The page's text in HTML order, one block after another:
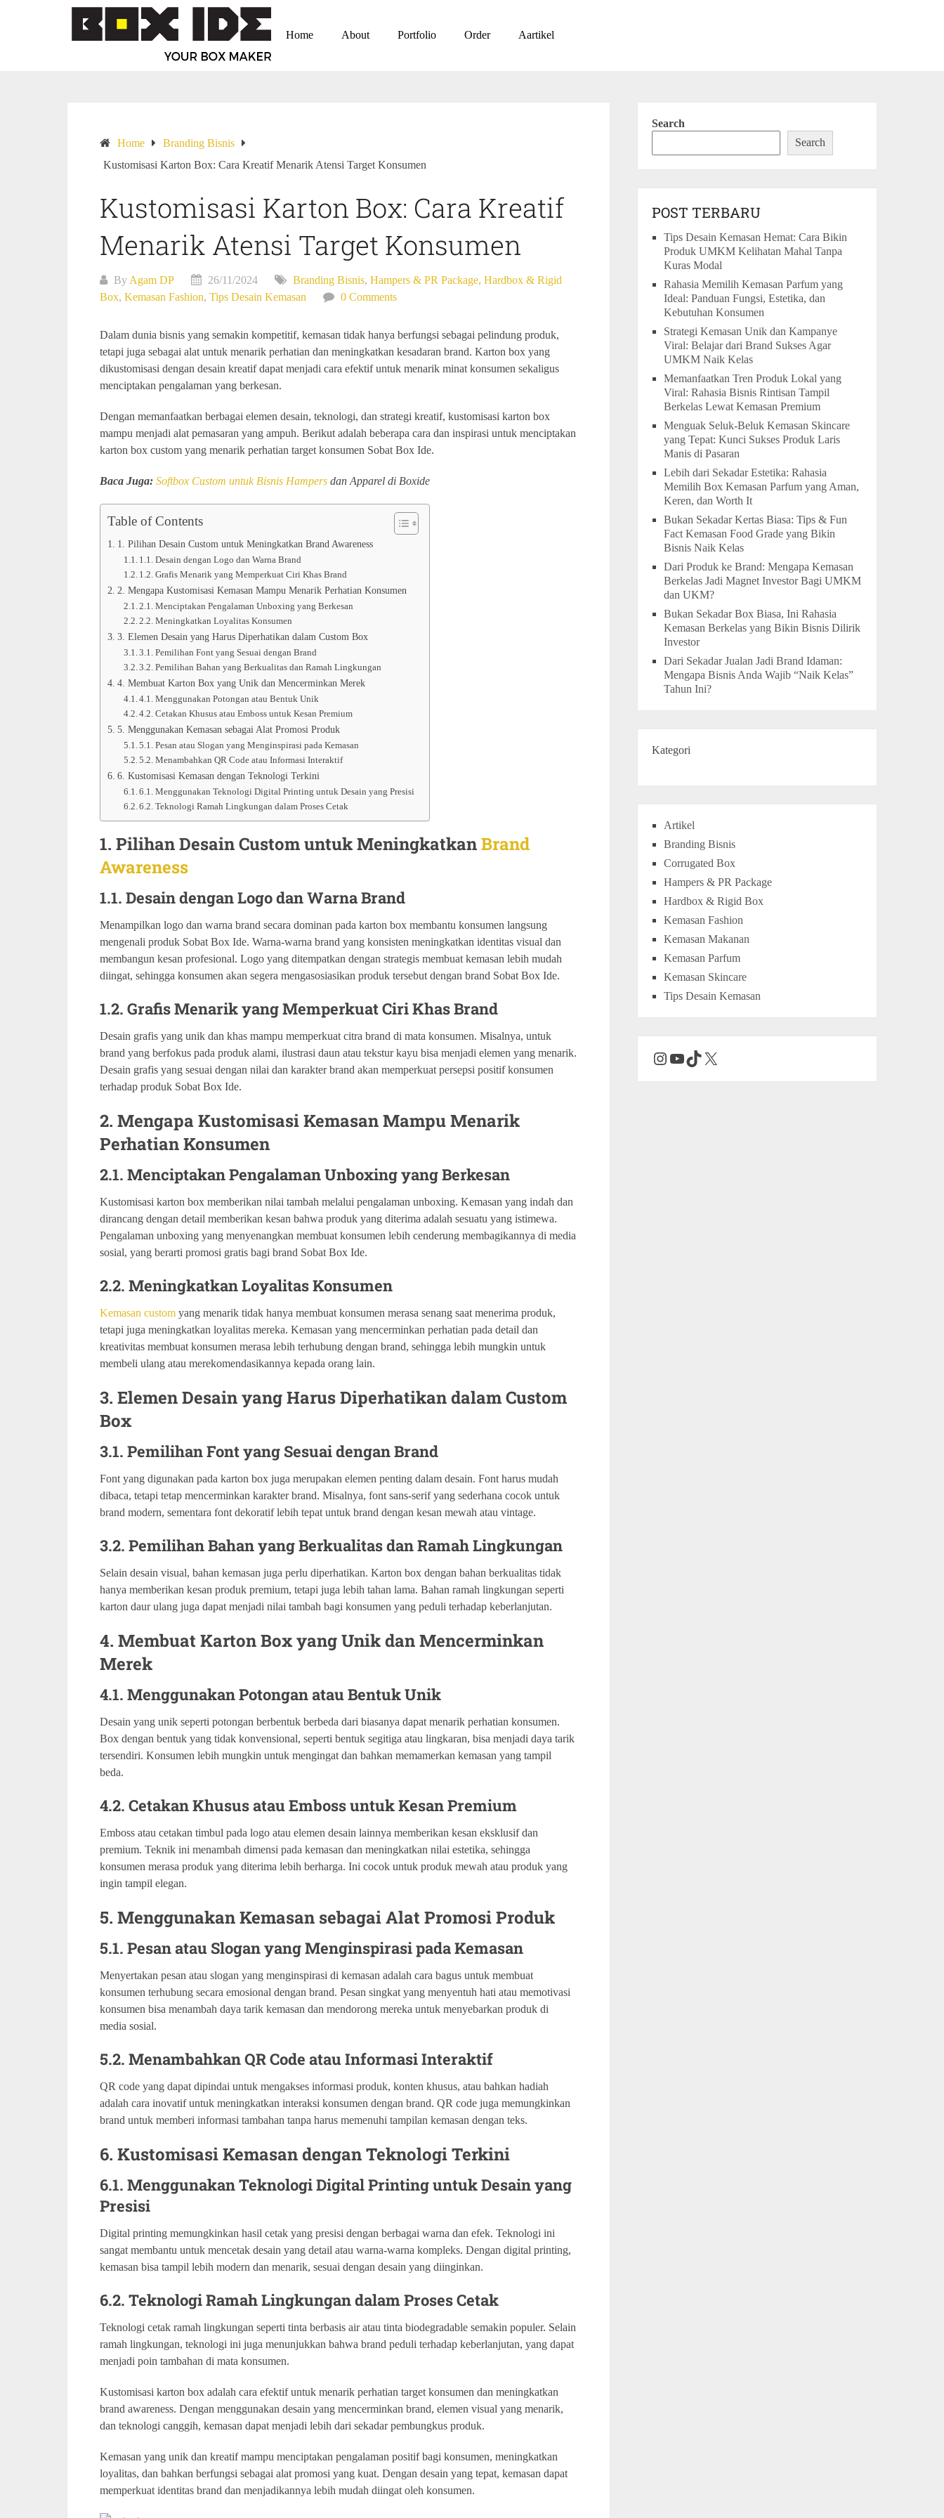
Home About Portfolio Order Aartikel
Home
Branding Bisnis
Kustomisasi Karton Box: Cara Kreatif Menarik Atensi Target Konsumen
Kustomisasi Karton Box: Cara Kreatif
Menarik Atensi Target Konsumen
By Agam DP 26/11/2024 Branding Bisnis, Hampers & PR Package, Hardbox & Rigid
Box, Kemasan Fashion, Tips Desain Kemasan 0 Comments
Dalam dunia bisnis yang semakin kompetitif, kemasan tidak hanya berfungsi sebagai pelindung produk,
tetapi juga sebagai alat untuk menarik perhatian dan meningkatkan kesadaran brand. Karton box yang
dikustomisasi dengan desain kreatif dapat menjadi cara efektif untuk menarik minat konsumen sekaligus
menciptakan pengalaman yang berkesan.
Dengan memanfaatkan berbagai elemen desain, teknologi, dan strategi kreatif, kustomisasi karton box
mampu menjadi alat pemasaran yang ampuh. Berikut adalah beberapa cara dan inspirasi untuk menciptakan
karton box custom yang menarik perhatian target konsumen Sobat Box Ide.
Baca Juga: Softbox Custom untuk Bisnis Hampers dan Apparel di Boxide
Table of Contents
1. Pilihan Desain Custom untuk Meningkatkan Brand Awareness
1.1. Desain dengan Logo dan Warna Brand
1.2. Grafis Menarik yang Memperkuat Ciri Khas Brand
2. Mengapa Kustomisasi Kemasan Mampu Menarik Perhatian Konsumen
2.1. Menciptakan Pengalaman Unboxing yang Berkesan
2.2. Meningkatkan Loyalitas Konsumen
3. Elemen Desain yang Harus Diperhatikan dalam Custom Box
3.1. Pemilihan Font yang Sesuai dengan Brand
3.2. Pemilihan Bahan yang Berkualitas dan Ramah Lingkungan
4. Membuat Karton Box yang Unik dan Mencerminkan Merek
4.1. Menggunakan Potongan atau Bentuk Unik
4.2. Cetakan Khusus atau Emboss untuk Kesan Premium
5. Menggunakan Kemasan sebagai Alat Promosi Produk
5.1. Pesan atau Slogan yang Menginspirasi pada Kemasan
5.2. Menambahkan QR Code atau Informasi Interaktif
6. Kustomisasi Kemasan dengan Teknologi Terkini
6.1. Menggunakan Teknologi Digital Printing untuk Desain yang Presisi
6.2. Teknologi Ramah Lingkungan dalam Proses Cetak
1. Pilihan Desain Custom untuk MeningkatkanBrand
Awareness
1.1. Desain dengan Logo dan Warna Brand
Menampilkan logo dan warna brand secara dominan pada karton box membantu konsumen langsung
mengenali produk Sobat Box Ide. Warna-warna brand yang konsisten meningkatkan identitas visual dan
membangun kesan profesional. Logo yang ditempatkan dengan strategis membuat kemasan lebih mudah
diingat, sehingga konsumen akan segera mengasosiasikan produk tersebut dengan brand Sobat Box Ide.
1.2. Grafis Menarik yang Memperkuat Ciri Khas Brand
Desain grafis yang unik dan khas mampu memperkuat citra brand di mata konsumen. Misalnya, untuk
brand yang berfokus pada produk alami, ilustrasi daun atau tekstur kayu bisa menjadi elemen yang menarik.
Desain grafis yang sesuai dengan nilai dan karakter brand akan memperkuat persepsi positif konsumen
terhadap produk Sobat Box Ide.
2. Mengapa Kustomisasi Kemasan Mampu Menarik
Perhatian Konsumen
2.1. Menciptakan Pengalaman Unboxing yang Berkesan
Kustomisasi karton box memberikan nilai tambah melalui pengalaman unboxing. Kemasan yang indah dan
dirancang dengan detail memberikan kesan bahwa produk yang diterima adalah sesuatu yang istimewa.
Pengalaman unboxing yang menyenangkan membuat konsumen lebih cenderung membagikannya di media
sosial, yang berarti promosi gratis bagi brand Sobat Box Ide.
2.2. Meningkatkan Loyalitas Konsumen
Kemasan custom yang menarik tidak hanya membuat konsumen merasa senang saat menerima produk,
tetapi juga meningkatkan loyalitas mereka. Kemasan yang mencerminkan perhatian pada detail dan
kreativitas membuat konsumen merasa lebih terhubung dengan brand, sehingga lebih mungkin untuk
membeli ulang atau merekomendasikannya kepada orang lain.
3. Elemen Desain yang Harus Diperhatikan dalam Custom
Box
3.1. Pemilihan Font yang Sesuai dengan Brand
Font yang digunakan pada karton box juga merupakan elemen penting dalam desain. Font harus mudah
dibaca, tetapi tetap mencerminkan karakter brand. Misalnya, font sans-serif yang sederhana cocok untuk
brand modern, sementara font dekoratif lebih tepat untuk brand dengan kesan mewah atau vintage.
3.2. Pemilihan Bahan yang Berkualitas dan Ramah Lingkungan
Selain desain visual, bahan kemasan juga perlu diperhatikan. Karton box dengan bahan berkualitas tidak
hanya memberikan kesan produk premium, tetapi juga lebih tahan lama. Bahan ramah lingkungan seperti
karton daur ulang juga dapat menjadi nilai tambah bagi konsumen yang peduli terhadap keberlanjutan.
4. Membuat Karton Box yang Unik dan Mencerminkan
Merek
4.1. Menggunakan Potongan atau Bentuk Unik
Desain yang unik seperti potongan berbentuk berbeda dari biasanya dapat menarik perhatian konsumen.
Box dengan bentuk yang tidak konvensional, seperti bentuk segitiga atau lingkaran, bisa menjadi daya tarik
tersendiri. Konsumen lebih mungkin untuk mengingat dan bahkan memamerkan kemasan yang tampil
beda.
4.2. Cetakan Khusus atau Emboss untuk Kesan Premium
Emboss atau cetakan timbul pada logo atau elemen desain lainnya memberikan kesan eksklusif dan
premium. Teknik ini menambah dimensi pada kemasan dan meningkatkan nilai estetika, sehingga
konsumen merasa produk yang diterima lebih berharga. Ini cocok untuk produk mewah atau produk yang
ingin tampil elegan.
5. Menggunakan Kemasan sebagai Alat Promosi Produk
5.1. Pesan atau Slogan yang Menginspirasi pada Kemasan
Menyertakan pesan atau slogan yang menginspirasi di kemasan adalah cara bagus untuk membuat
konsumen terhubung secara emosional dengan brand. Pesan singkat yang menyentuh hati atau memotivasi
konsumen bisa menambah daya tarik kemasan dan mendorong mereka untuk menyebarkan produk di
media sosial.
5.2. Menambahkan QR Code atau Informasi Interaktif
QR code yang dapat dipindai untuk mengakses informasi produk, konten khusus, atau bahkan hadiah
adalah cara inovatif untuk meningkatkan interaksi konsumen dengan brand. QR code juga memungkinkan
brand untuk memberi informasi tambahan tanpa harus memenuhi tampilan kemasan dengan teks.
6. Kustomisasi Kemasan dengan Teknologi Terkini
6.1. Menggunakan Teknologi Digital Printing untuk Desain yang
Presisi
Digital printing memungkinkan hasil cetak yang presisi dengan berbagai warna dan efek. Teknologi ini
sangat membantu untuk mencetak desain yang detail atau warna-warna kompleks. Dengan digital printing,
kemasan bisa tampil lebih modern dan menarik, sesuai dengan desain yang diinginkan.
6.2. Teknologi Ramah Lingkungan dalam Proses Cetak
Teknologi cetak ramah lingkungan seperti tinta berbasis air atau tinta biodegradable semakin populer. Selain
ramah lingkungan, teknologi ini juga menunjukkan bahwa brand peduli terhadap keberlanjutan, yang dapat
menjadi poin tambahan di mata konsumen.
Kustomisasi karton box adalah cara efektif untuk menarik perhatian target konsumen dan meningkatkan
brand awareness. Dengan menggunakan desain yang mencerminkan brand, elemen visual yang menarik,
dan teknologi canggih, kemasan dapat menjadi lebih dari sekadar pembungkus produk.
Kemasan yang unik dan kreatif mampu menciptakan pengalaman positif bagi konsumen, meningkatkan
loyalitas, dan bahkan berfungsi sebagai alat promosi yang kuat. Dengan desain yang tepat, kemasan dapat
memperkuat identitas brand dan menjadikannya lebih mudah diingat oleh konsumen.
Search
Search
POST TERBARU
Tips Desain Kemasan Hemat: Cara Bikin
Produk UMKM Kelihatan Mahal Tanpa
Kuras Modal
Rahasia Memilih Kemasan Parfum yang
Ideal: Panduan Fungsi, Estetika, dan
Kebutuhan Konsumen
Strategi Kemasan Unik dan Kampanye
Viral: Belajar dari Brand Sukses Agar
UMKM Naik Kelas
Memanfaatkan Tren Produk Lokal yang
Viral: Rahasia Bisnis Rintisan Tampil
Berkelas Lewat Kemasan Premium
Menguak Seluk-Beluk Kemasan Skincare
yang Tepat: Kunci Sukses Produk Laris
Manis di Pasaran
Lebih dari Sekadar Estetika: Rahasia
Memilih Box Kemasan Parfum yang Aman,
Keren, dan Worth It
Bukan Sekadar Kertas Biasa: Tips & Fun
Fact Kemasan Food Grade yang Bikin
Bisnis Naik Kelas
Dari Produk ke Brand: Mengapa Kemasan
Berkelas Jadi Magnet Investor Bagi UMKM
dan UKM?
Bukan Sekadar Box Biasa, Ini Rahasia
Kemasan Berkelas yang Bikin Bisnis Dilirik
Investor
Dari Sekadar Jualan Jadi Brand Idaman:
Mengapa Bisnis Anda Wajib “Naik Kelas”
Tahun Ini?
Kategori
Artikel
Branding Bisnis
Corrugated Box
Hampers & PR Package
Hardbox & Rigid Box
Kemasan Fashion
Kemasan Makanan
Kemasan Parfum
Kemasan Skincare
Tips Desain Kemasan